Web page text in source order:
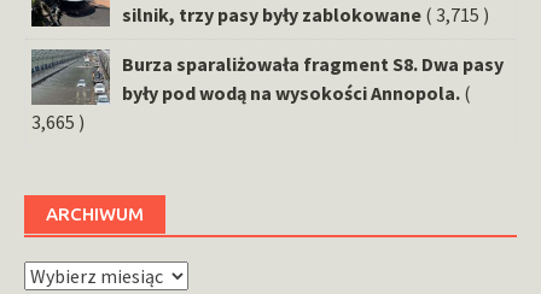
silnik, trzy pasy były zablokowane ( 3,715 )
Burza sparaliżowała fragment S8. Dwa pasy
były pod wodą na wysokości Annopola. (
3,665 )
ARCHIWUM
Archiwum